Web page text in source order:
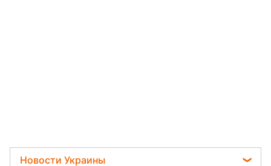
Новости Украины